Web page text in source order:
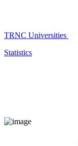
TRNC Universities
Statistics